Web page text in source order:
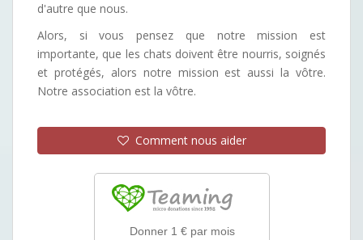
d'autre que nous.
Alors, si vous pensez que notre mission est
importante, que les chats doivent être nourris, soignés
et protégés, alors notre mission est aussi la vôtre.
Notre association est la vôtre.
Comment nous aider